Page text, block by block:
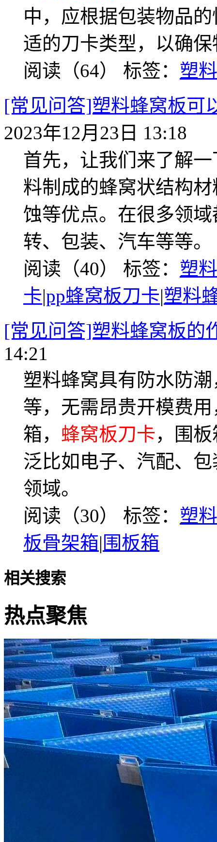
中，应根据包装物品
适的刀卡类型，以确
阅读（64） 标签： 塑
[常见问答]塑料蜂窝板可
2023年12月23日 13:18
首先，让我们来了解
料制成的蜂窝状结构
蚀等优点。在很多领
转、包装、汽车等等。
阅读（40） 标签： 塑
卡|pp蜂窝板刀卡|塑料
[常见问答]塑料蜂窝板的
14:21
塑料蜂窝具有防水防
等，无需昂贵开模费
箱， 蜂窝板刀卡，围
泛比如电子、汽配、
领域。
阅读（30） 标签： 塑
板骨架箱| 围板箱
相关搜索
热点聚焦